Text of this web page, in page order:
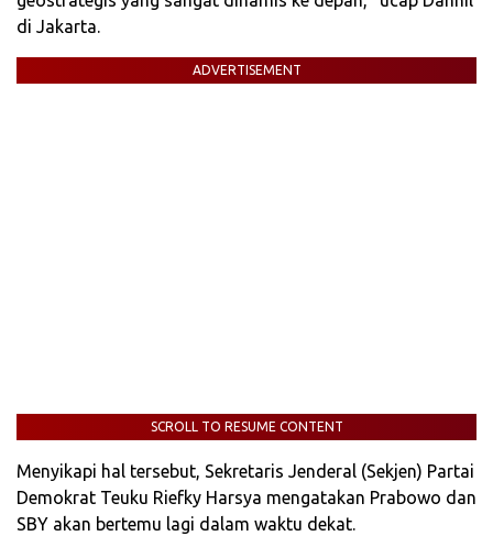
di Jakarta.
ADVERTISEMENT
SCROLL TO RESUME CONTENT
Menyikapi hal tersebut, Sekretaris Jenderal (Sekjen) Partai
Demokrat Teuku Riefky Harsya mengatakan Prabowo dan
SBY akan bertemu lagi dalam waktu dekat.